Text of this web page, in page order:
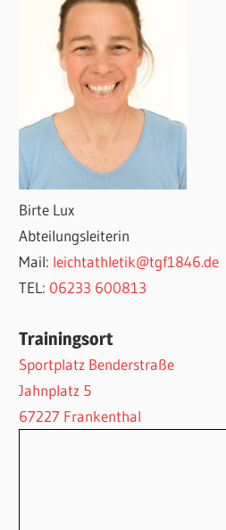
Birte Lux
Abteilungsleiterin
Mail: leichtathletik@tgf1846.de
TEL: 06233 600813
Trainingsort
Sportplatz Benderstraße
Jahnplatz 5
67227 Frankenthal